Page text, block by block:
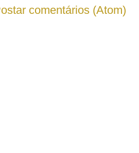
comentários (Atom)